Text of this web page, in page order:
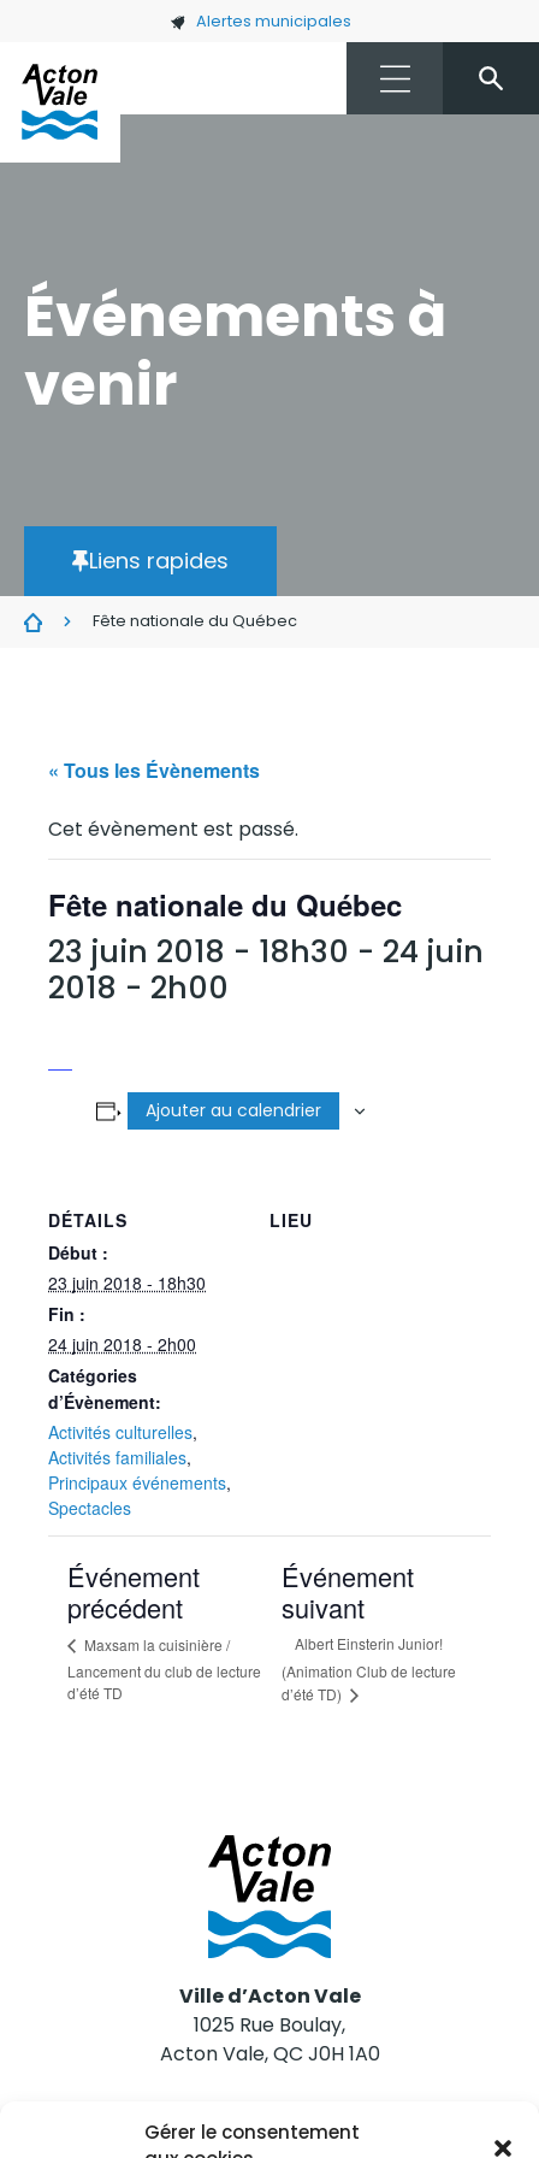
Gérer le consentement
Skip to main content Alertes municipales
Événements à
venir
Liens rapides
Fête nationale du Québec
« Tous les Évènements
Cet évènement est passé.
Fête nationale du Québec
23 juin 2018 - 18h30 - 24 juin
2018 - 2h00
Ajouter au calendrier
DÉTAILS
Début :
23 juin 2018 - 18h30
Fin :
24 juin 2018 - 2h00
Catégories
d’Évènement:
Activités culturelles,
Activités familiales,
Principaux événements,
Spectacles
LIEU
Événement
précédent
Maxsam la cuisinière /
Lancement du club de lecture
d’été TD
Événement
suivant
Albert Einsterin Junior!
(Animation Club de lecture
d’été TD)
Ville d’Acton Vale
1025 Rue Boulay,
Acton Vale, QC J0H 1A0
Nous joindre